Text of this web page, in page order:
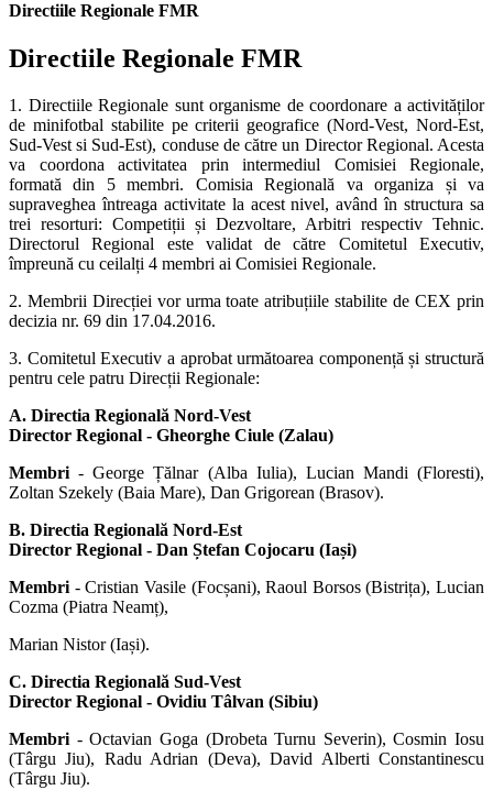
Directiile Regionale FMR
Directiile Regionale FMR
1. Directiile Regionale sunt organisme de coordonare a activităților
de minifotbal stabilite pe criterii geografice (Nord-Vest, Nord-Est,
Sud-Vest si Sud-Est), conduse de către un Director Regional. Acesta
va coordona activitatea prin intermediul Comisiei Regionale,
formată din 5 membri. Comisia Regională va organiza și va
supraveghea întreaga activitate la acest nivel, având în structura sa
trei resorturi: Competiții și Dezvoltare, Arbitri respectiv Tehnic.
Directorul Regional este validat de către Comitetul Executiv,
împreună cu ceilalți 4 membri ai Comisiei Regionale.
2. Membrii Direcției vor urma toate atribuțiile stabilite de CEX prin
decizia nr. 69 din 17.04.2016.
3. Comitetul Executiv a aprobat următoarea componență și structură
pentru cele patru Direcții Regionale:
A. Directia Regională Nord-Vest
Director Regional - Gheorghe Ciule (Zalau)
Membri - George Țălnar (Alba Iulia), Lucian Mandi (Floresti),
Zoltan Szekely (Baia Mare), Dan Grigorean (Brasov).
B. Directia Regională Nord-Est
Director Regional - Dan Ștefan Cojocaru (Iași)
Membri - Cristian Vasile (Focșani), Raoul Borsos (Bistrița), Lucian
Cozma (Piatra Neamț),
Marian Nistor (Iași).
C. Directia Regională Sud-Vest
Director Regional - Ovidiu Tâlvan (Sibiu)
Membri - Octavian Goga (Drobeta Turnu Severin), Cosmin Iosu
(Târgu Jiu), Radu Adrian (Deva), David Alberti Constantinescu
(Târgu Jiu).